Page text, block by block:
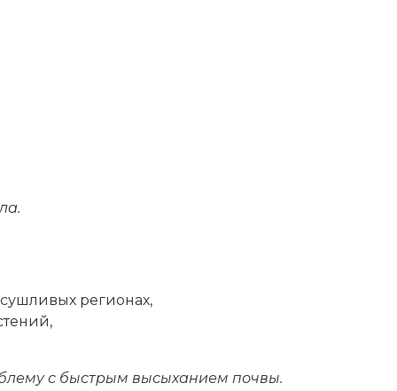
регионах,
с быстрым высыханием почвы.